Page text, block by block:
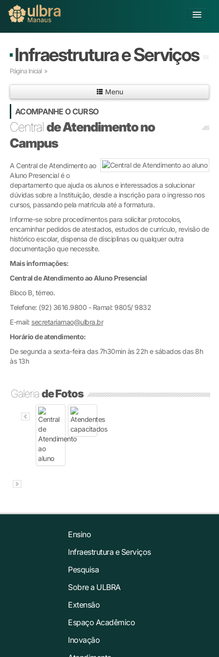
Buscar
Matricule-se
Graduação
Pós-graduação
Pesquisa
Extensão
Infraestrutura e Serviços
Inovação
Sobre a ULBRA
Infraestrutura e Serviços
Página Inicial »
Menu
ACOMPANHE O CURSO
Centralde Atendimento no
Campus
A Central de Atendimento ao
Aluno Presencial é o
departamento que ajuda os alunos e interessados a solucionar
dúvidas sobre a Instituição, desde a inscrição para o ingresso nos
cursos, passando pela matrícula até a formatura.
Informe-se sobre procedimentos para solicitar protocolos,
encaminhar pedidos de atestados, estudos de currículo, revisão de
histórico escolar, dispensa de disciplinas ou qualquer outra
documentação que necessite.
Mais informações:
Central de Atendimento ao Aluno Presencial
Bloco B, térreo.
Telefone: (92) 3616.9800 - Ramal: 9805/ 9832
E-mail: secretariamao@ulbra.br
Horário de atendimento:
De segunda a sexta-feira das 7h30min às 22h e sábados das 8h
às 13h
Galeriade Fotos
Ensino
Infraestrutura e Serviços
Pesquisa
Sobre a ULBRA
Extensão
Espaço Acadêmico
Inovação